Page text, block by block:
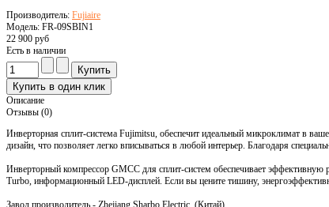
Производитель: Fujiaire
Модель: FR-09SBIN1
22 900 руб
Есть в наличии
Описание
Отзывы (0)
Инверторная сплит-система Fujimitsu, обеспечит идеальный микроклимат в
дизайн, что позволяет легко вписываться в любой интерьер. Благодаря
Инверторный компрессор GMCC для сплит-систем обеспечивает
Turbo, информационный LED-дисплей. Если вы цените тишину,